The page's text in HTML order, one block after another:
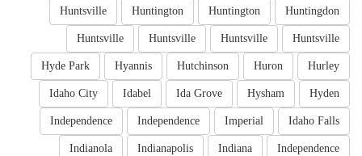
Huntingdon
Huntington
Huntington
Huntsville
Huntsville
Huntsville
Huntsville
Huntsville
Hurley
Huron
Hutchinson
Hyannis
Hyde Park
Hyden
Hysham
Ida Grove
Idabel
Idaho City
Idaho Falls
Imperial
Independence
Independence
Independence
Indiana
Indianapolis
Indianola